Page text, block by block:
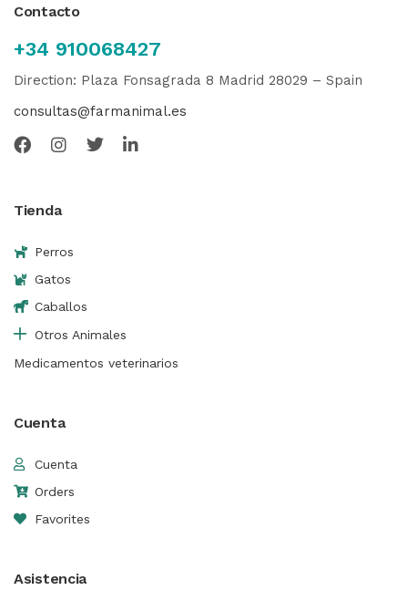
Contacto
+34 910068427
Direction: Plaza Fonsagrada 8 Madrid 28029 – Spain
consultas@farmanimal.es
Tienda
Perros
Gatos
Caballos
Otros Animales
Medicamentos veterinarios
Cuenta
Cuenta
Orders
Favorites
Asistencia